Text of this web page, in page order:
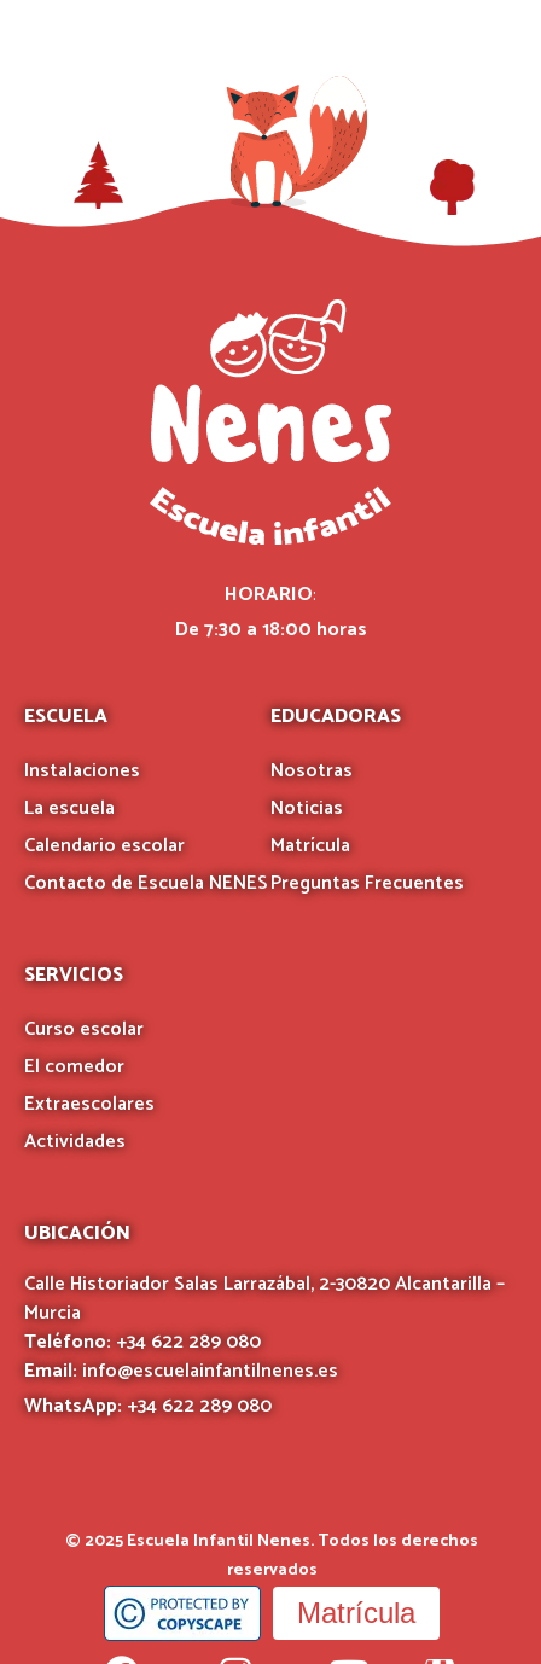
HORARIO:
De 7:30 a 18:00 horas
ESCUELA
Instalaciones
La escuela
Calendario escolar
Contacto de Escuela NENES
EDUCADORAS
Nosotras
Noticias
Matrícula
Preguntas Frecuentes
SERVICIOS
Curso escolar
El comedor
Extraescolares
Actividades
UBICACIÓN
Calle Historiador Salas Larrazábal, 2-30820 Alcantarilla –
Murcia
Teléfono: +34 622 289 080
Email:info@escuelainfantilnenes.es
WhatsApp: +34 622 289 080
© 2025 Escuela Infantil Nenes. Todos los derechos
reservados
Matrícula